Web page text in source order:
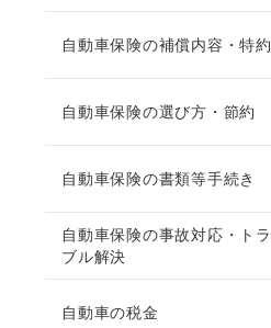
自動車保険の補償内容・特約
自動車保険の選び方・節約
自動車保険の書類等手続き
自動車保険の事故対応・トラ
ブル解決
自動車の税金